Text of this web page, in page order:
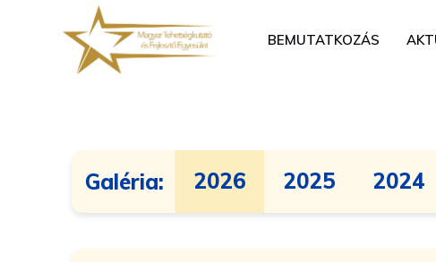
BEMUTATKOZÁS
Galéria: 2026 2025 2024